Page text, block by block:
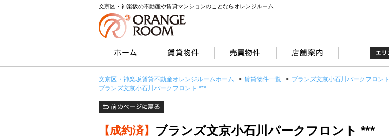
文京区・神楽坂の不動産や賃貸マンションのことならオレンジルーム
文京区・神楽坂賃貸不動産オレンジルームホーム > 賃貸物件一覧 > ブランズ文京小石川パークフロント
ブランズ文京小石川パークフロント ***
【成約済】 ブランズ文京小石川パークフロント ***